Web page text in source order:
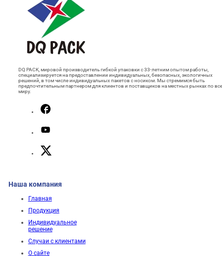
DQ PACK, мировой производитель гибкой упаковки с 33-летним опытом работы,
специализируется на предоставлении индивидуальных, безопасных, экологичных
решений, в том числе индивидуальных пакетов с носиком. Мы стремимся быть
предпочтительным партнером для клиентов и поставщиков на местных рынках по
миру.
Наша компания
Главная
Продукция
Индивидуальное
решение
Случаи с клиентами
О сайте